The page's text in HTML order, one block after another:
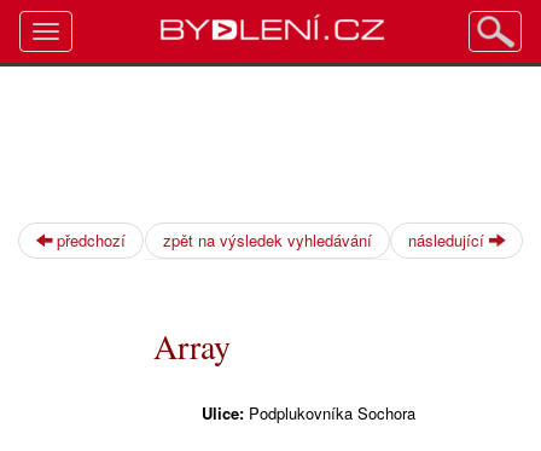
předchozí zpět na výsledek vyhledávání následující
Array
Ulice: Podplukovníka Sochora
Toggle
navigation